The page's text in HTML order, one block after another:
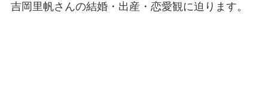
吉岡里帆さんの結婚・出産・恋愛観に迫ります。